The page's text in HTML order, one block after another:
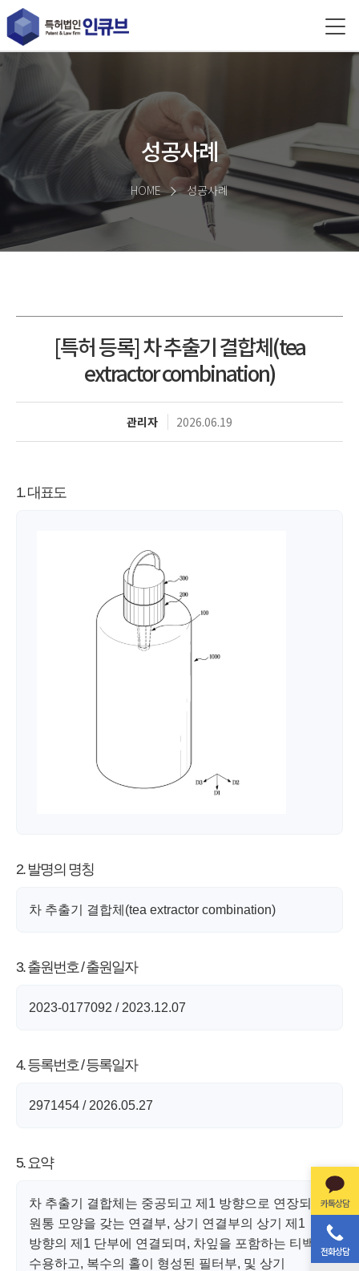
성공사례
HOME 성공사례
[특허 등록] 차 추출기 결합체(tea
extractor combination)
관리자 2026.06.19
1. 대표도
2. 발명의 명칭
차 추출기 결합체(tea extractor combination)
3. 출원번호 / 출원일자
2023-0177092 / 2023.12.07
4. 등록번호 / 등록일자
2971454 / 2026.05.27
5. 요약
차 추출기 결합체는 중공되고 제1 방향으로 연장되는
원통 모양을 갖는 연결부, 상기 연결부의 상기 제1
방향의 제1 단부에 연결되며, 차잎을 포함하는 티백을
수용하고, 복수의 홀이 형성된 필터부, 및 상기
카톡상담
전화상담